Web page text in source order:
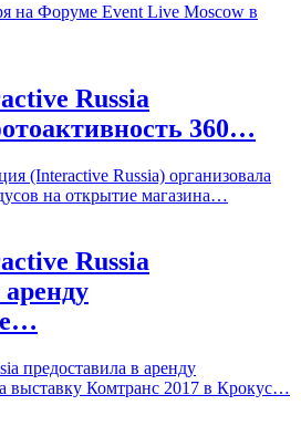
на Форуме Event Live Moscow в
Russia
360…
(Interactive Russia) организовала
на открытие магазина…
Russia
предоставила в аренду
выставку Комтранс 2017 в Крокус…